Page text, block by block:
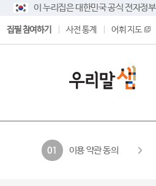
이 누리집은 대한민국 공식 전자정
집필 참여하기 사전 통계 어휘 지도
01 이용 약관 동의